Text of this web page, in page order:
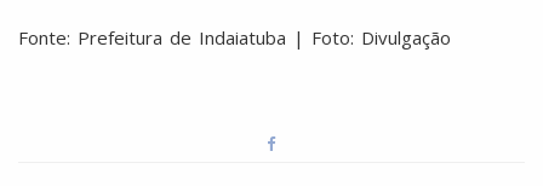
Fonte: Prefeitura de Indaiatuba | Foto: Divulgação